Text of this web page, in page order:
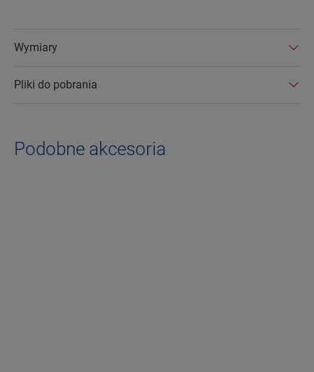
Wymiary
Pliki do pobrania
Podobne akcesoria